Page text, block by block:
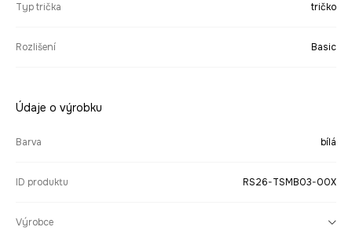
Typ trička tričko
Rozlišení Basic
Údaje o výrobku
Barva bílá
ID produktu RS26-TSMB03-00X
Výrobce